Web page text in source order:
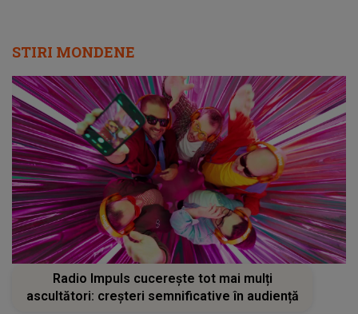
STIRI MONDENE
Radio Impuls cucerește tot mai mulți
ascultători: creșteri semnificative în audiență